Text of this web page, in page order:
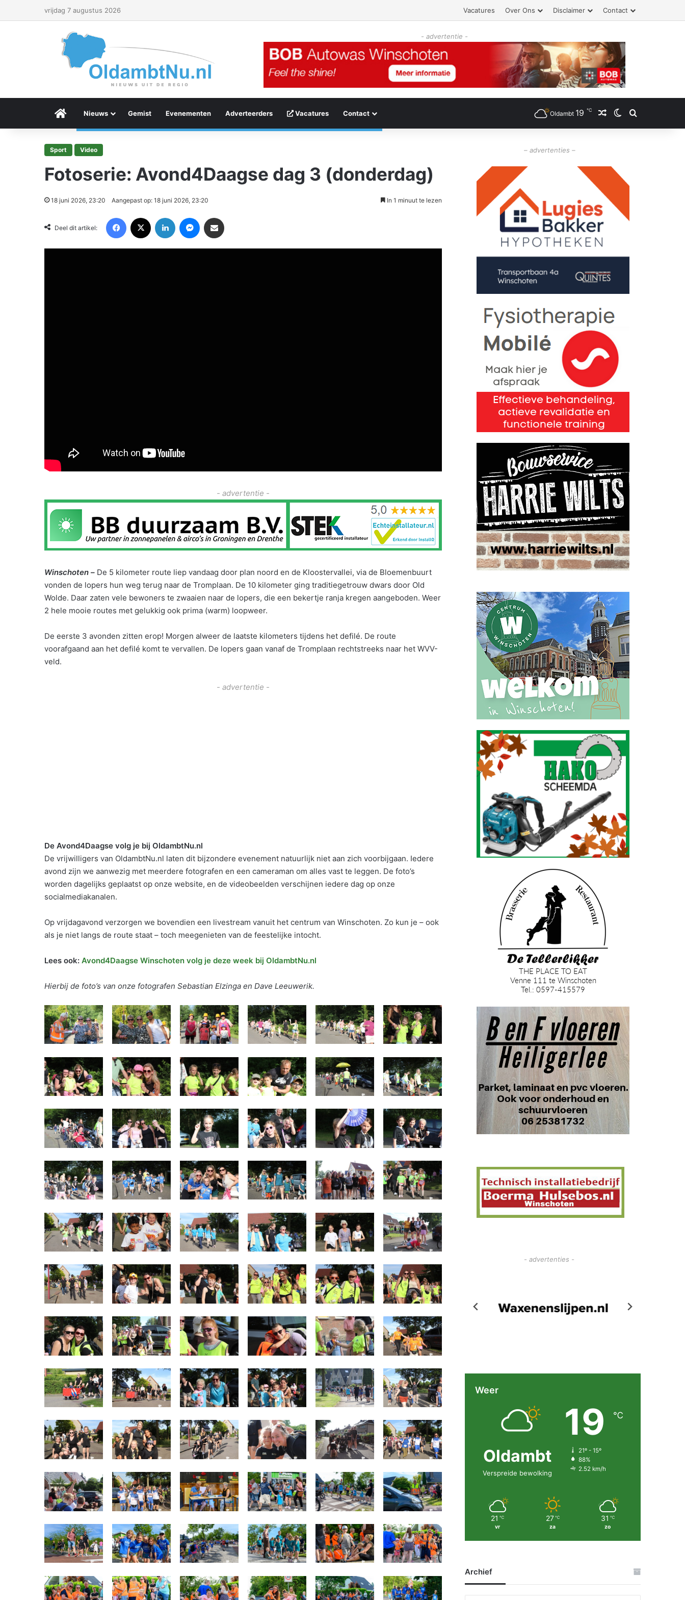
vrijdag 7 augustus 2026 Vacatures Over Ons Disclaimer Contact
- advertentie -
Menu Item
Nieuws Gemist Evenementen Adverteerders Vacatures Contact Oldambt 19 ℃ Willekeurig artikel
Switch skin
Zoeken
Sport Video
Fotoserie: Avond4Daagse dag 3 (donderdag)
18 juni 2026, 23:20 Aangepast op: 18 juni 2026, 23:20 In 1 minuut te lezen
Deel dit artikel:
- advertentie -
Winschoten – De 5 kilometer route liep vandaag door plan noord en de Kloostervallei, via de Bloemenbuurt
vonden de lopers hun weg terug naar de Tromplaan. De 10 kilometer ging traditiegetrouw dwars door Old
Wolde. Daar zaten vele bewoners te zwaaien naar de lopers, die een bekertje ranja kregen aangeboden. Weer
2 hele mooie routes met gelukkig ook prima (warm) loopweer.
De eerste 3 avonden zitten erop! Morgen alweer de laatste kilometers tijdens het defilé. De route
voorafgaand aan het defilé komt te vervallen. De lopers gaan vanaf de Tromplaan rechtstreeks naar het WVV-
veld.
- advertentie -
De Avond4Daagse volg je bij OldambtNu.nl
De vrijwilligers van OldambtNu.nl laten dit bijzondere evenement natuurlijk niet aan zich voorbijgaan. Iedere
avond zijn we aanwezig met meerdere fotografen en een cameraman om alles vast te leggen. De foto’s
worden dagelijks geplaatst op onze website, en de videobeelden verschijnen iedere dag op onze
socialmediakanalen.
Op vrijdagavond verzorgen we bovendien een livestream vanuit het centrum van Winschoten. Zo kun je – ook
als je niet langs de route staat – toch meegenieten van de feestelijke intocht.
Lees ook: Avond4Daagse Winschoten volg je deze week bij OldambtNu.nl
Hierbij de foto’s van onze fotografen Sebastian Elzinga en Dave Leeuwerik.
– advertenties –
- advertenties -
Weer
Oldambt
Verspreide bewolking
19 ℃
21º - 15º
88%
2.52 km/h
21 ℃
vr
27 ℃
za
31 ℃
zo
Archief